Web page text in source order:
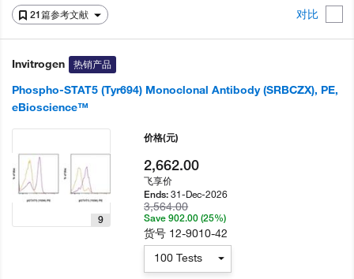
21篇参考文献 对比
Invitrogen 热销产品
Phospho-STAT5 (Tyr694) Monoclonal Antibody (SRBCZX), PE,
eBioscience™
9
价格(元)
2,662.00
飞享价
Ends:31-Dec-2026
3,564.00
Save 902.00 (25%)
货号 12-9010-42
100 Tests